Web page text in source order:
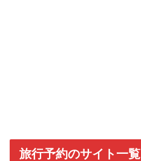
旅行予約のサイト一覧